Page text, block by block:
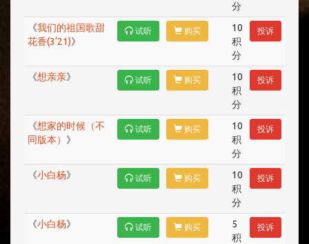
分
《我们的祖国歌甜
花香(3‘21)》
试听 购买
10
积
分
投诉
《想亲亲》 试听 购买
10
积
分
投诉
《想家的时候（不
同版本） 》
试听 购买
10
积
分
投诉
《小白杨》 试听 购买
10
积
分
投诉
《小白杨》 试听 购买
5
积
投诉